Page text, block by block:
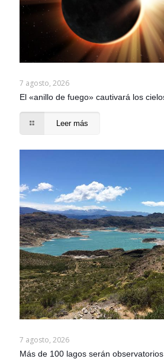
7 agosto, 2026
El «anillo de fuego» cautivará los
Leer más
7 agosto, 2026
Más de 100 lagos serán